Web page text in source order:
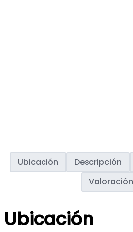
Ubicación Descripción
Valoración
Ubicación